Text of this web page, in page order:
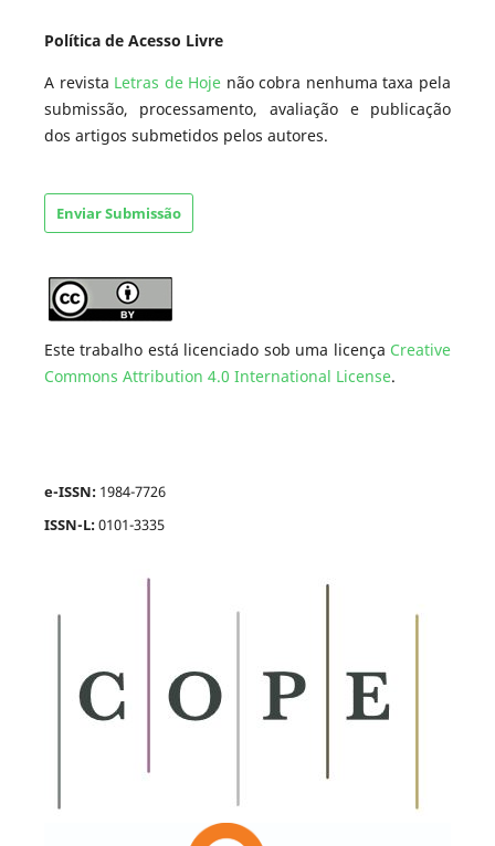
Política de Acesso Livre
A revista Letras de Hoje não cobra nenhuma taxa pela
submissão, processamento, avaliação e publicação
dos artigos submetidos pelos autores.
Enviar Submissão
Este trabalho está licenciado sob uma licença Creative
Commons Attribution 4.0 International License.
e-ISSN: 1984-7726
ISSN-L:0101-3335